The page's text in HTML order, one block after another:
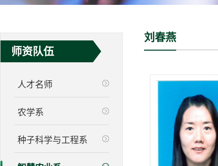
师资队伍
人才名师
农学系
种子科学与工程系
刘春燕